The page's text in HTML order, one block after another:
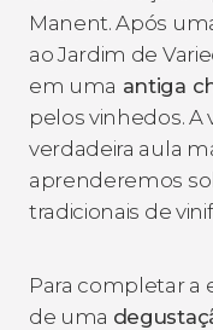
Manent. Após
ao Jardim de
em uma antiga
pelos vinhedos. A
verdadeira aula
aprenderemos
tradicionais de
Para completar a
de uma